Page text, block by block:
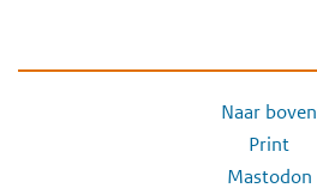
Naar boven
Print
Mastodon